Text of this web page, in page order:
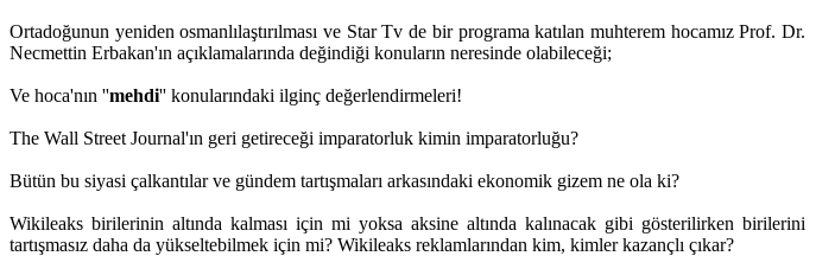
Ortadoğunun yeniden osmanlılaştırılması ve Star Tv de bir programa katılan muhterem hocamız Prof. Dr.
Necmettin Erbakan'ın açıklamalarında değindiği konuların neresinde olabileceği;
Ve hoca'nın ''mehdi'' konularındaki ilginç değerlendirmeleri!
The Wall Street Journal'ın geri getireceği imparatorluk kimin imparatorluğu?
Bütün bu siyasi çalkantılar ve gündem tartışmaları arkasındaki ekonomik gizem ne ola ki?
Wikileaks birilerinin altında kalması için mi yoksa aksine altında kalınacak gibi gösterilirken birilerini
tartışmasız daha da yükseltebilmek için mi? Wikileaks reklamlarından kim, kimler kazançlı çıkar?